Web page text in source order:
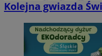
Kolejna gwiazda